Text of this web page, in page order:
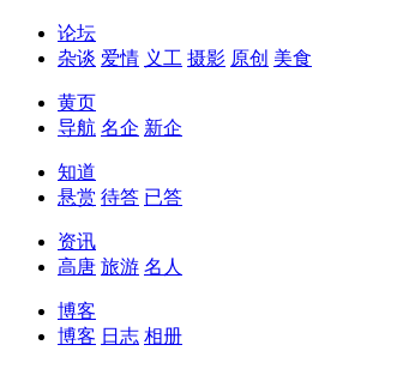
论坛
杂谈 爱情 义工 摄影 原创 美食
黄页
导航 名企 新企
知道
悬赏 待答 已答
资讯
高唐 旅游 名人
博客
博客 日志 相册